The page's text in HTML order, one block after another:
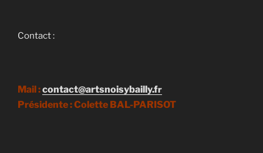
Contact :
Mail :contact@artsnoisybailly.fr
Présidente : Colette BAL-PARISOT